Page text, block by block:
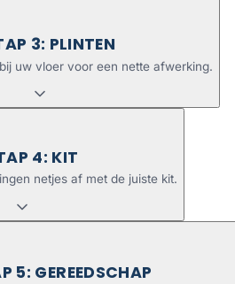
3: PLINTEN
uw vloer voor een nette afwerking.
4: KIT
netjes af met de juiste kit.
5: GEREEDSCHAP